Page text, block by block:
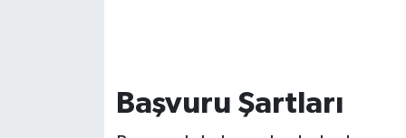
Başvuru Şartları